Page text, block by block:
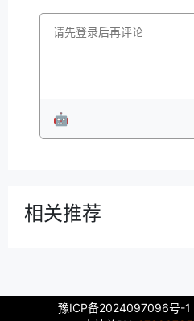
🤖
相关推荐
豫ICP备2024097096号-1